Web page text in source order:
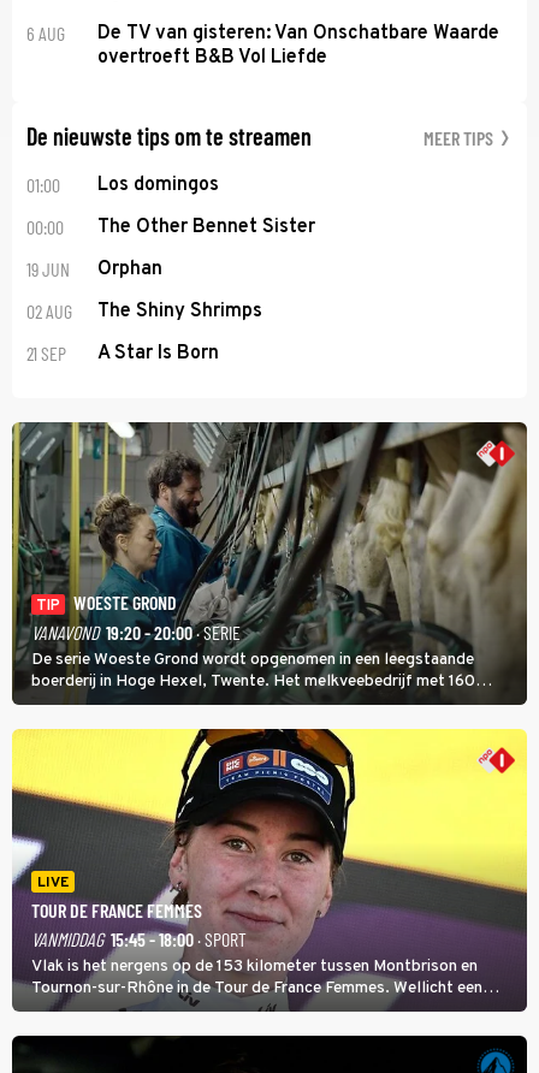
6 AUG
De TV van gisteren: Van Onschatbare Waarde
overtroeft B&B Vol Liefde
De nieuwste tips om te streamen MEER TIPS
01:00 Los domingos
00:00 The Other Bennet Sister
19 JUN Orphan
02 AUG The Shiny Shrimps
21 SEP A Star Is Born
TIP
WOESTE GROND
VANAVOND 19:20 - 20:00· SERIE
De serie Woeste Grond wordt opgenomen in een leegstaande
boerderij in Hoge Hexel, Twente. Het melkveebedrijf met 160
koeien moest sluiten, omdat het dicht bij een Natura 2000-gebied
ligt. In de serie heerst er een gevaarlijke veeziekte.
LIVE
TOUR DE FRANCE FEMMES
VANMIDDAG 15:45 - 18:00· SPORT
Vlak is het nergens op de 153 kilometer tussen Montbrison en
Tournon-sur-Rhône in de Tour de France Femmes. Wellicht een
kans voor Nienke Vinke, die vorig jaar de witte trui won.